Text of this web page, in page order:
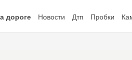
дороге Новости Дтп Пробки